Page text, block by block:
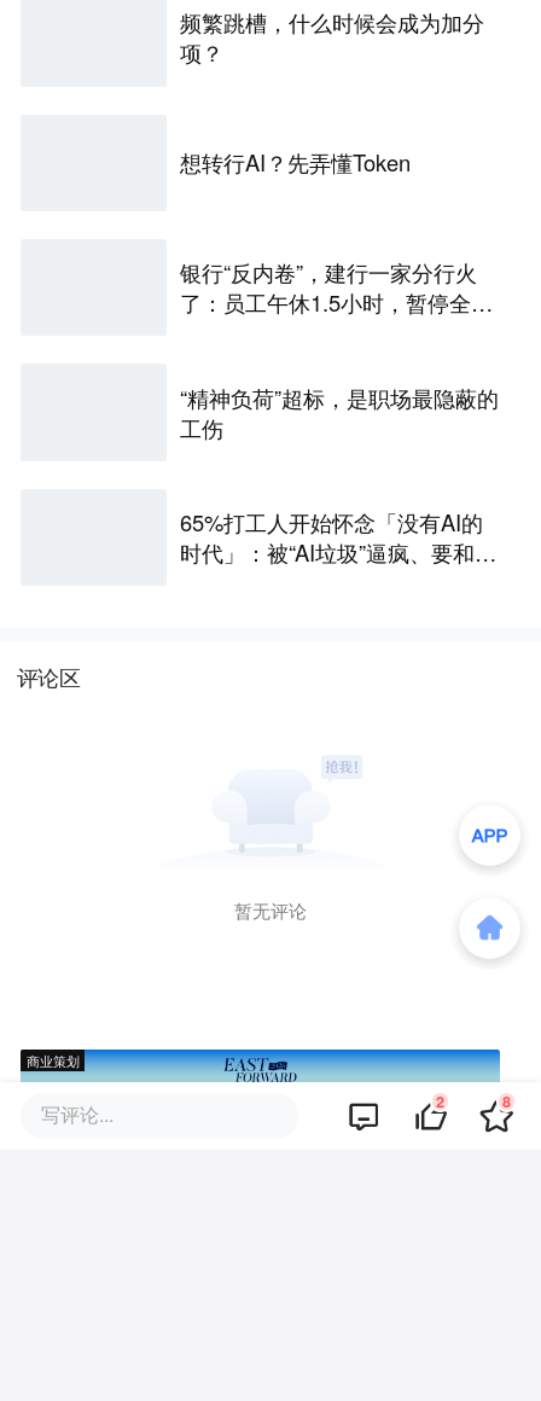
频繁跳槽，什么时候会成为加分
项？
想转行AI？先弄懂Token
银行“反内卷”，建行一家分行火
了：员工午休1.5小时，暂停全部
不敢第一个休
“精神负荷”超标，是职场最隐蔽的
工伤
65%打工人开始怀念「没有AI的
时代」：被“AI垃圾”逼疯、要和AI
评论区
暂无评论
商业策划
写评论... 2 8